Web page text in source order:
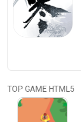
TOP GAME HTML5